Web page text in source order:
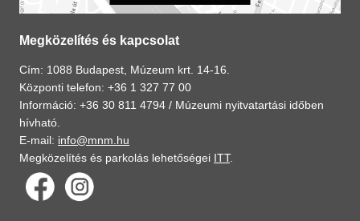
Megközelítés és kapcsolat
Cím: 1088 Budapest, Múzeum krt. 14-16.
Központi telefon: +36 1 327 77 00
Információ: +36 30 811 4794 / Múzeumi nyitvatartási időben
hívható.
E-mail: info@mnm.hu
Megközelítés és parkolás lehetőségei ITT.